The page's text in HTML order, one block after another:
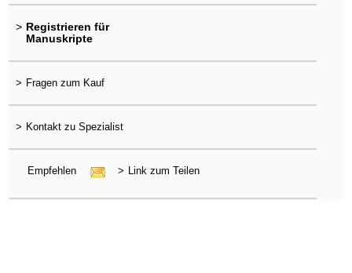
> Registrieren für
Manuskripte
> Fragen zum Kauf
> Kontakt zu Spezialist
Empfehlen > Link zum Teilen